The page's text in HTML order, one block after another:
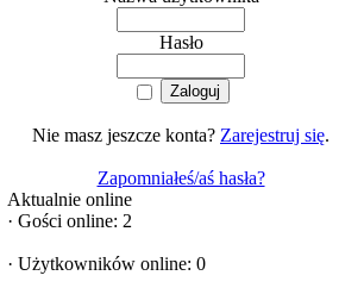
Hasło
Nie masz jeszcze konta? Zarejestruj się.
Zapomniałeś/aś hasła?
Aktualnie online
· Gości online: 2
· Użytkowników online: 0